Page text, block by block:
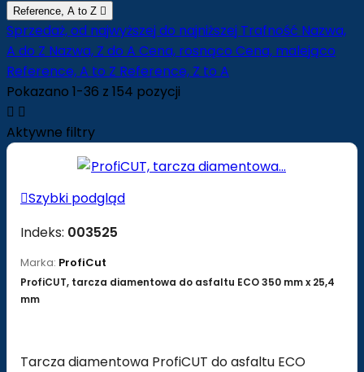
Reference, A to Z 
Sprzedaż, od najwyższej do najniższej Trafność Nazwa,
A do Z Nazwa, Z do A Cena, rosnąco Cena, malejąco
Reference, A to Z Reference, Z to A
Pokazano 1-36 z 154 pozycji
 
Aktywne filtry
Szybki podgląd
Indeks: 003525
Marka: ProfiCut
ProfiCUT, tarcza diamentowa do asfaltu ECO 350 mm x 25,4
mm
Tarcza diamentowa ProfiCUT do asfaltu ECO